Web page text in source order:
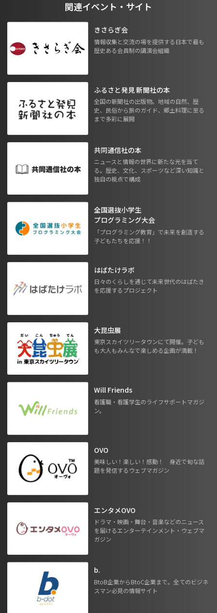
関連イベント・サイト
きさらぎ会
情報収集と交流の場を提供する日本で最も
歴史ある会員制の講演会組織
ふるさと発見 新聞社の本
全国の新聞社の出版物。地域の自然、歴
史、民俗から旅のガイド、郷土料理に至る
まで多彩に展開
共同通信社の本
ニュースと情報の世界に新たな光を当て
る。歴史、文化、スポーツなど深い知識と
独自の視点で構成
全国選抜小学生
プログラミング大会
「プログラミング教育」で未来を創造する
子どもたちを応援！！
はばたけラボ
日々のくらしを通じて未来世代のはばたき
を応援するプロジェクト
大昆虫展
東京スカイツリータウンにて開催。子ども
も大人もみんなで楽しめる企画が満載！
Will Friends
看護職・看護学生のライフサポートマガジ
ン。
OVO
美味しい！楽しい！感動！ 身近で旬な話
題を発信するウェブマガジン
エンタメOVO
ドラマ・映画・舞台・音楽などのニュース
を届けるエンターテインメント・ウェブマ
ガジン
b.
BtoB企業からBtoC企業まで。全てのビジネ
スマン必見の情報サイト